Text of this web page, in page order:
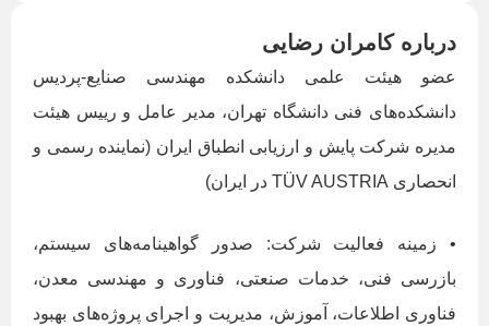
درباره کامران رضایی
عضو هیئت علمی دانشکده مهندسی صنایع-پردیس
دانشکده‌های فنی دانشگاه تهران، مدیر عامل و رییس هیئت
مدیره شرکت پایش و ارزیابی انطباق ایران (نماینده رسمی و
انحصاری TÜV AUSTRIA در ایران)
• زمینه فعالیت شرکت: صدور گواهینامه‌های سیستم،
بازرسی فنی، خدمات صنعتی، فناوری و مهندسی معدن،
فناوری اطلاعات، آموزش، مدیریت و اجرای پروژه‌های بهبود